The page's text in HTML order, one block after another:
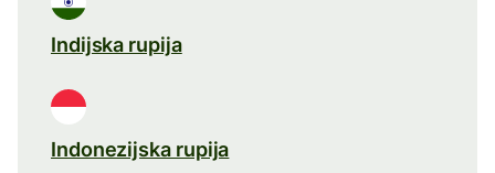
Indijska rupija
Indonezijska rupija